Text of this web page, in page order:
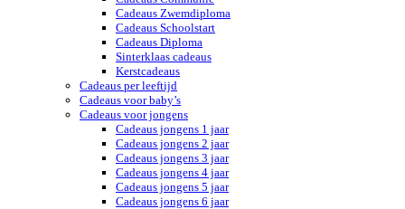
Cadeaus Zwemdiploma
Cadeaus Schoolstart
Cadeaus Diploma
Sinterklaas cadeaus
Kerstcadeaus
Cadeaus per leeftijd
Cadeaus voor baby’s
Cadeaus voor jongens
Cadeaus jongens 1 jaar
Cadeaus jongens 2 jaar
Cadeaus jongens 3 jaar
Cadeaus jongens 4 jaar
Cadeaus jongens 5 jaar
Cadeaus jongens 6 jaar